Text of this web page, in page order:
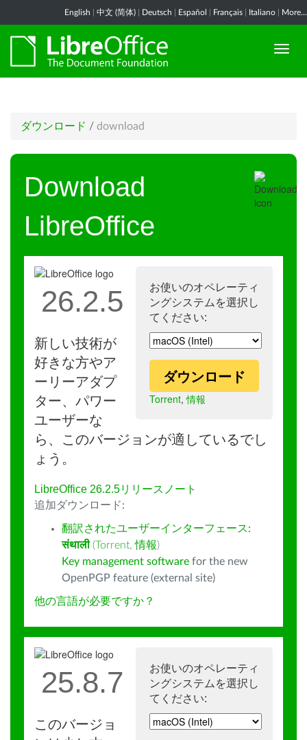
English 中文 (简体) Deutsch Español Français Italiano More...
ダウンロード / download
Download
LibreOffice
お使いのオペレーティ
ングシステムを選択し
てください:
ダウンロード
Torrent,情報
26.2.5
新しい技術が
好きな方やア
ーリーアダプ
ター、パワー
ユーザーな
ら、このバージョンが適しているでし
ょう。
LibreOffice 26.2.5リリースノート
追加ダウンロード:
翻訳されたユーザーインターフェース:
संथाली (Torrent,情報)
Key management software for the new
OpenPGP feature (external site)
他の言語が必要ですか？
お使いのオペレーティ
ングシステムを選択し
てください:
25.8.7
このバージョ